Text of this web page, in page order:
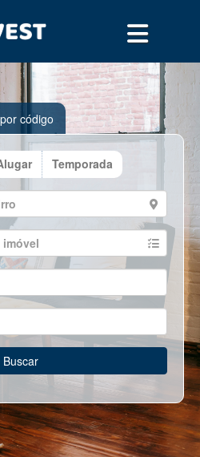
código
Temporada